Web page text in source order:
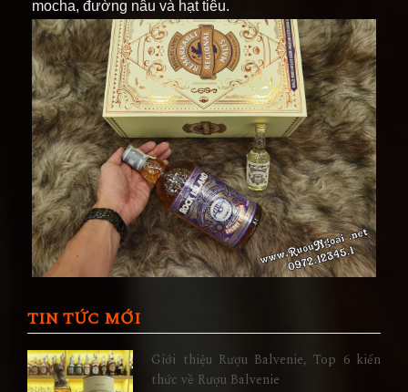
mocha, đường nâu và hạt tiêu.
TIN TỨC MỚI
Giới thiệu Rượu Balvenie, Top 6 kiến
thức về Rượu Balvenie